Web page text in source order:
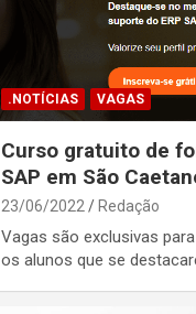
.NOTÍCIAS VAGAS
Curso gratuito de
SAP em São
23/06/2022 Redação
Vagas são exclusivas
os alunos que se